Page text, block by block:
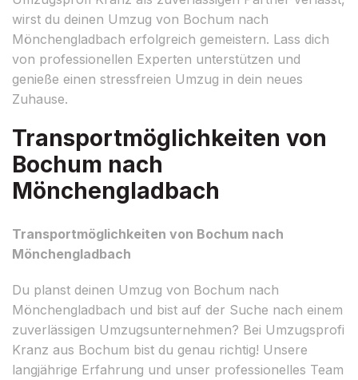
wirst du deinen Umzug von Bochum nach
Mönchengladbach erfolgreich gemeistern. Lass dich
von professionellen Experten unterstützen und
genieße einen stressfreien Umzug in dein neues
Zuhause.
Transportmöglichkeiten von
Bochum nach
Mönchengladbach
Transportmöglichkeiten von Bochum nach
Mönchengladbach
Du planst deinen Umzug von Bochum nach
Mönchengladbach und bist auf der Suche nach einem
zuverlässigen Umzugsunternehmen? Bei Umzugsprofi
Kranz aus Bochum bist du genau richtig! Unsere
langjährige Erfahrung und unser professionelles Team